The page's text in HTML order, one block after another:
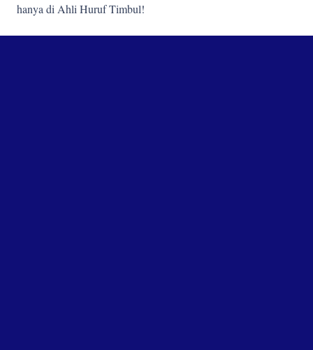
hanya di Ahli Huruf Timbul!